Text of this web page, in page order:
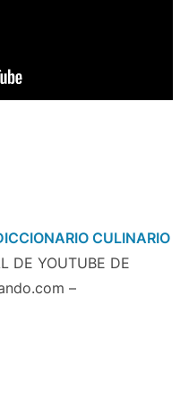
CULINARIO
DE YOUTUBE DE
–